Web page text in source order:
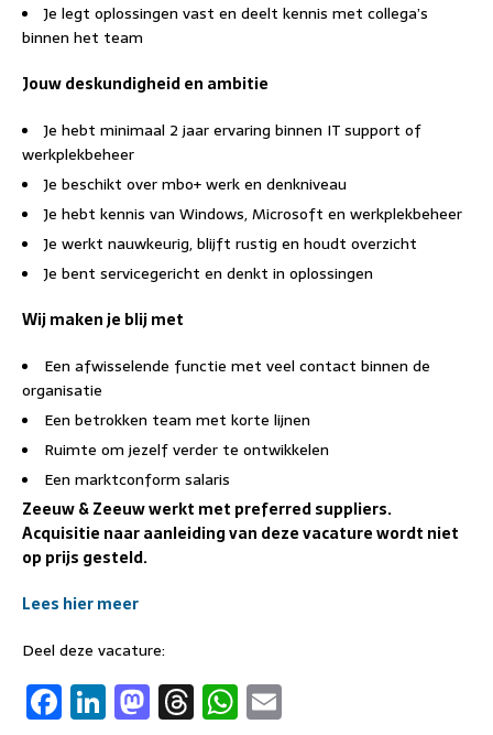
Je legt oplossingen vast en deelt kennis met collega’s
binnen het team
Jouw deskundigheid en ambitie
Je hebt minimaal 2 jaar ervaring binnen IT support of
werkplekbeheer
Je beschikt over mbo+ werk en denkniveau
Je hebt kennis van Windows, Microsoft en werkplekbeheer
Je werkt nauwkeurig, blijft rustig en houdt overzicht
Je bent servicegericht en denkt in oplossingen
Wij maken je blij met
Een afwisselende functie met veel contact binnen de
organisatie
Een betrokken team met korte lijnen
Ruimte om jezelf verder te ontwikkelen
Een marktconform salaris
Zeeuw & Zeeuw werkt met preferred suppliers.
Acquisitie naar aanleiding van deze vacature wordt niet
op prijs gesteld.
Lees hier meer
Deel deze vacature:
F Li M T W